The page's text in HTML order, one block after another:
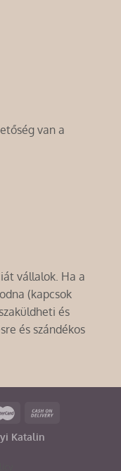
van a
vállalok. Ha a
(kapcsok
és
és szándékos
Katalin